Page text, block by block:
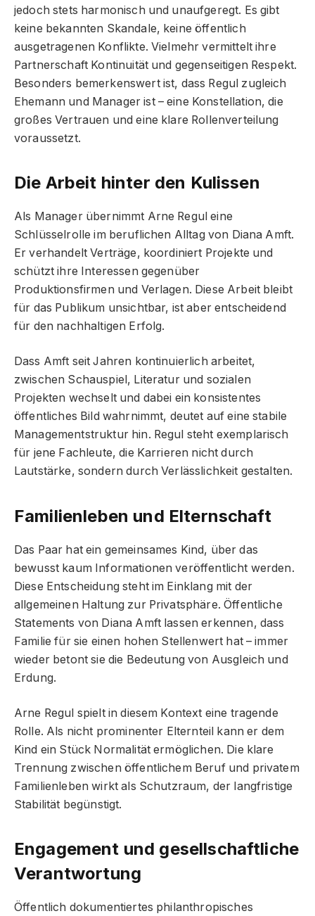
jedoch stets harmonisch und unaufgeregt. Es gibt
keine bekannten Skandale, keine öffentlich
ausgetragenen Konflikte. Vielmehr vermittelt ihre
Partnerschaft Kontinuität und gegenseitigen Respekt.
Besonders bemerkenswert ist, dass Regul zugleich
Ehemann und Manager ist – eine Konstellation, die
großes Vertrauen und eine klare Rollenverteilung
voraussetzt.
Die Arbeit hinter den Kulissen
Als Manager übernimmt Arne Regul eine
Schlüsselrolle im beruflichen Alltag von Diana Amft.
Er verhandelt Verträge, koordiniert Projekte und
schützt ihre Interessen gegenüber
Produktionsfirmen und Verlagen. Diese Arbeit bleibt
für das Publikum unsichtbar, ist aber entscheidend
für den nachhaltigen Erfolg.
Dass Amft seit Jahren kontinuierlich arbeitet,
zwischen Schauspiel, Literatur und sozialen
Projekten wechselt und dabei ein konsistentes
öffentliches Bild wahrnimmt, deutet auf eine stabile
Managementstruktur hin. Regul steht exemplarisch
für jene Fachleute, die Karrieren nicht durch
Lautstärke, sondern durch Verlässlichkeit gestalten.
Familienleben und Elternschaft
Das Paar hat ein gemeinsames Kind, über das
bewusst kaum Informationen veröffentlicht werden.
Diese Entscheidung steht im Einklang mit der
allgemeinen Haltung zur Privatsphäre. Öffentliche
Statements von Diana Amft lassen erkennen, dass
Familie für sie einen hohen Stellenwert hat – immer
wieder betont sie die Bedeutung von Ausgleich und
Erdung.
Arne Regul spielt in diesem Kontext eine tragende
Rolle. Als nicht prominenter Elternteil kann er dem
Kind ein Stück Normalität ermöglichen. Die klare
Trennung zwischen öffentlichem Beruf und privatem
Familienleben wirkt als Schutzraum, der langfristige
Stabilität begünstigt.
Engagement und gesellschaftliche
Verantwortung
Öffentlich dokumentiertes philanthropisches